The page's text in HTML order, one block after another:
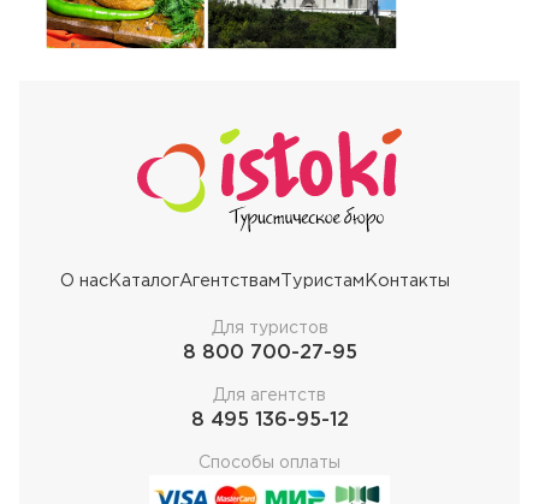
О насКаталогАгентствам Туристам Контакты
Для туристов
8 800 700-27-95
Для агентств
8 495 136-95-12
Способы оплаты